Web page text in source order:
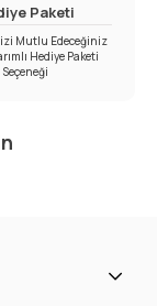
Paketi
Mutlu Edeceğiniz
Hediye Paketi
Seçeneği